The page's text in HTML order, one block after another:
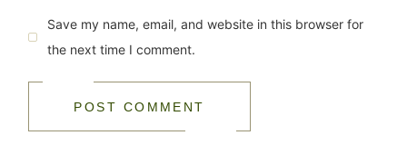
Save my name, email, and website in this browser for
the next time I comment.
POST COMMENT